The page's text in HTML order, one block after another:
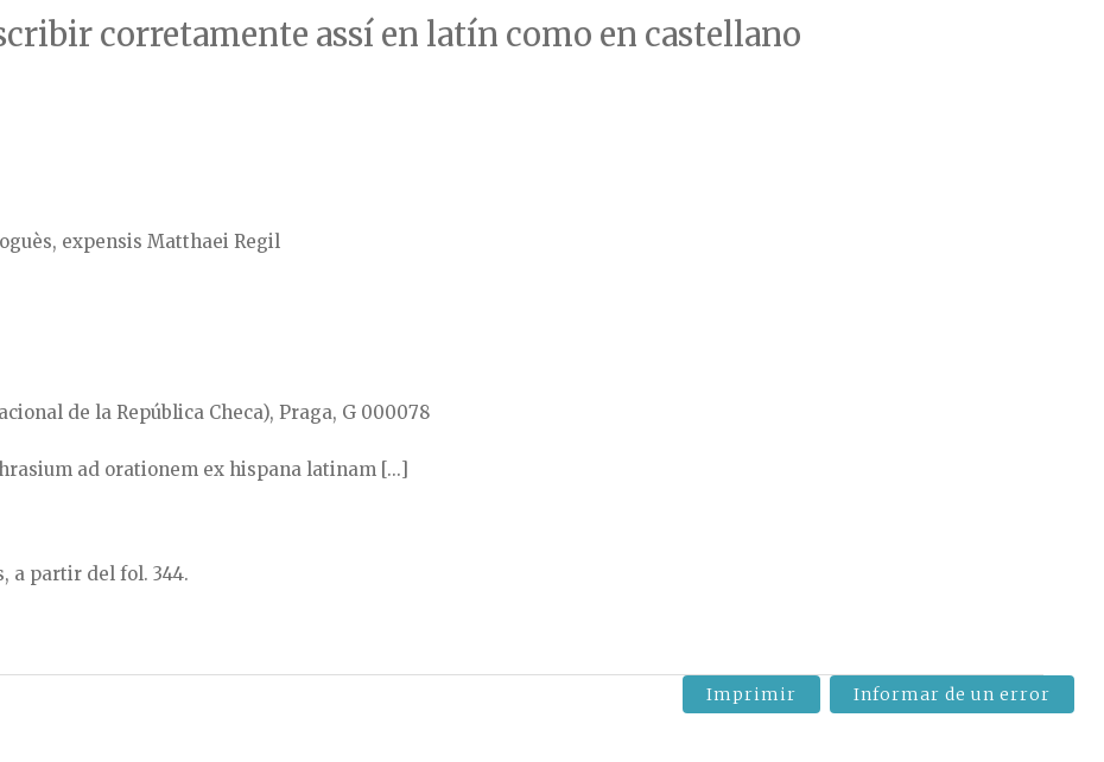
corretamente assí en latín como en castellano
expensis Matthaei Regil
de la República Checa), Praga, G 000078
ad orationem ex hispana latinam [...]
a partir del fol. 344.
Imprimir Informar de un error